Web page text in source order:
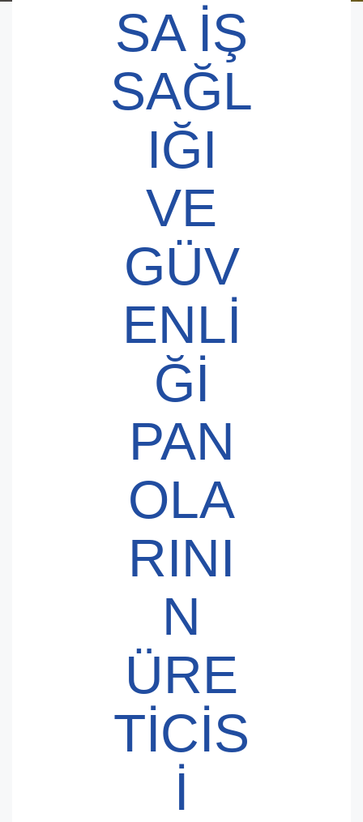
SA İŞ
SAĞL
IĞI
VE
GÜV
ENLI
ĞI
PAN
OLA
RINI
N
ÜRE
TICIS
I